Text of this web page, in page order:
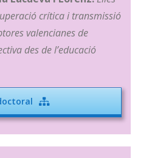
crítica i transmissió
valencianes de
des de l’educació